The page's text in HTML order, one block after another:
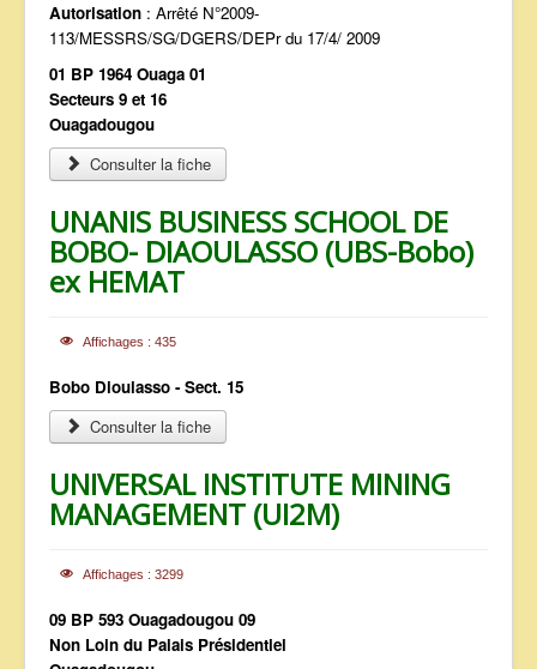
Autorisation : Arrêté N°2009-
113/MESSRS/SG/DGERS/DEPr du 17/4/ 2009
01 BP 1964 Ouaga 01
Secteurs 9 et 16
Ouagadougou
Consulter la fiche
UNANIS BUSINESS SCHOOL DE
BOBO- DIAOULASSO (UBS-Bobo)
ex HEMAT
Affichages : 435
Bobo Dioulasso - Sect. 15
Consulter la fiche
UNIVERSAL INSTITUTE MINING
MANAGEMENT (UI2M)
Affichages : 3299
09 BP 593 Ouagadougou 09
Non Loin du Palais Présidentiel